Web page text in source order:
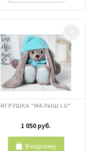
ИГРУШКА "МАЛЫШ LU"
1 050 руб.
В корзину